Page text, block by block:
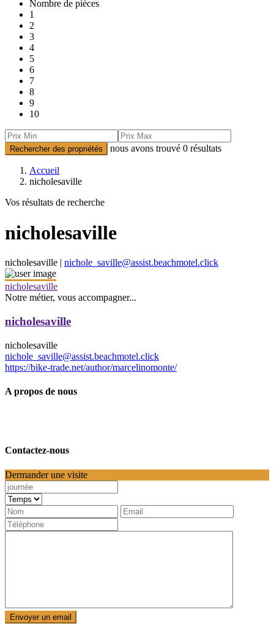
Nombre de pièces
1
2
3
4
5
6
7
8
9
10
Rechercher des propriétés nous avons trouvé 0 résultats
Accueil
nicholesaville
Vos résultats de recherche
nicholesaville
nicholesaville | nichole_saville@assist.beachmotel.click
nicholesaville
Notre métier, vous accompagner...
nicholesaville
nicholesaville
nichole_saville@assist.beachmotel.click
https://bike-trade.net/author/marcelinomonte/
A propos de nous
Contactez-nous
Dermander une visite